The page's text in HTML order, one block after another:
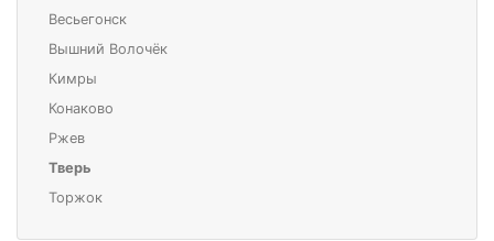
Весьегонск
Вышний Волочёк
Кимры
Конаково
Ржев
Тверь
Торжок